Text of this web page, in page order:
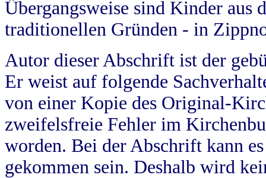
Übergangsweise sind Kinder aus
traditionellen Gründen - in
Autor dieser Abschrift ist der
Er weist auf folgende
von einer Kopie des Original-
zweifelsfreie Fehler im
worden. Bei der Abschrift kann
gekommen sein. Deshalb wird